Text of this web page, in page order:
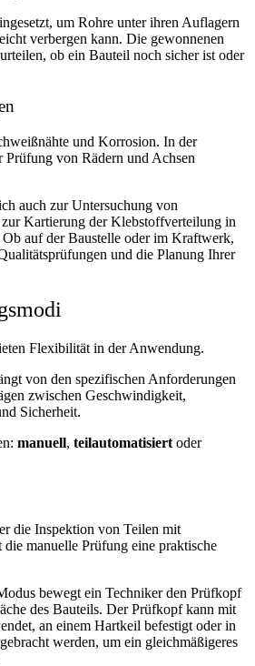
um Rohre unter ihren Auflagern
verbergen kann. Die gewonnenen
ob ein Bauteil noch sicher ist oder
und Korrosion. In der
von Rädern und Achsen
auch zur Untersuchung von
Kartierung der Klebstoffverteilung in
auf der Baustelle oder im Kraftwerk,
und die Planung Ihrer
Flexibilität in der Anwendung.
von den spezifischen Anforderungen
zwischen Geschwindigkeit,
Sicherheit.
manuell, teilautomatisiert oder
die Inspektion von Teilen mit
manuelle Prüfung eine praktische
bewegt ein Techniker den Prüfkopf
des Bauteils. Der Prüfkopf kann mit
an einem Hartkeil befestigt oder in
werden, um ein gleichmäßigeres